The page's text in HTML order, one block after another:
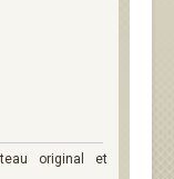
original et